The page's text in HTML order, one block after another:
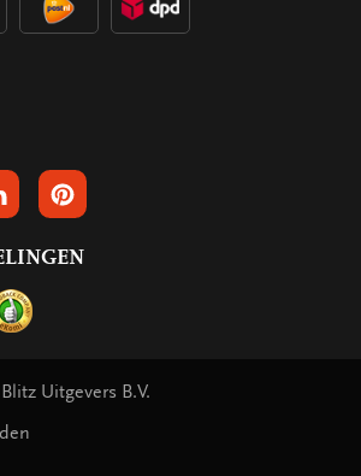
OP INSTAGRAM
ONS OP LINKEDIN
VOLG ONS OP PINTEREST
Uitgevers B.V.